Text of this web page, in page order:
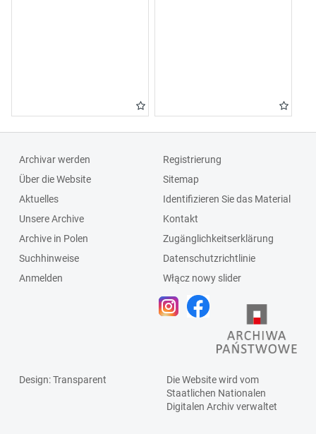
Archivar werden
Über die Website
Aktuelles
Unsere Archive
Archive in Polen
Suchhinweise
Anmelden
Registrierung
Sitemap
Identifizieren Sie das Material
Kontakt
Zugänglichkeitserklärung
Datenschutzrichtlinie
Włącz nowy slider
Design: Transparent
Die Website wird vom
Staatlichen Nationalen
Digitalen Archivverwaltet